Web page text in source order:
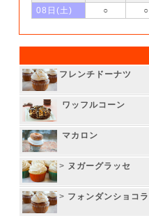
08日(土)
○ ○
フレンチドーナツ
ワッフルコーン
マカロン
> ヌガーグラッセ
> フォンダンショコラ